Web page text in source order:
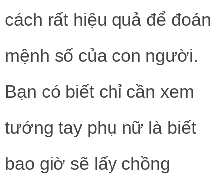
cách rất hiệu quả để đoán
mệnh số của con người.
Bạn có biết chỉ cần xem
tướng tay phụ nữ là biết
bao giờ sẽ lấy chồng